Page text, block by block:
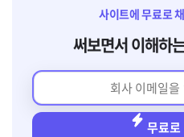
사이트에 무료로
써보면서 이해하
무료로